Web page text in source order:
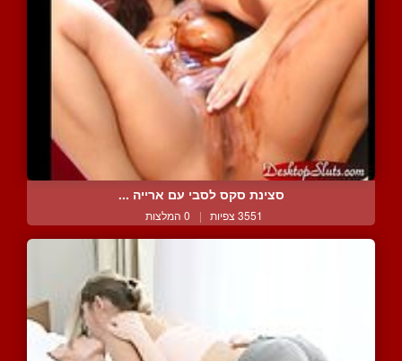
סצינת סקס לסבי עם ארייה ...
3551 צפיות | 0 המלצות